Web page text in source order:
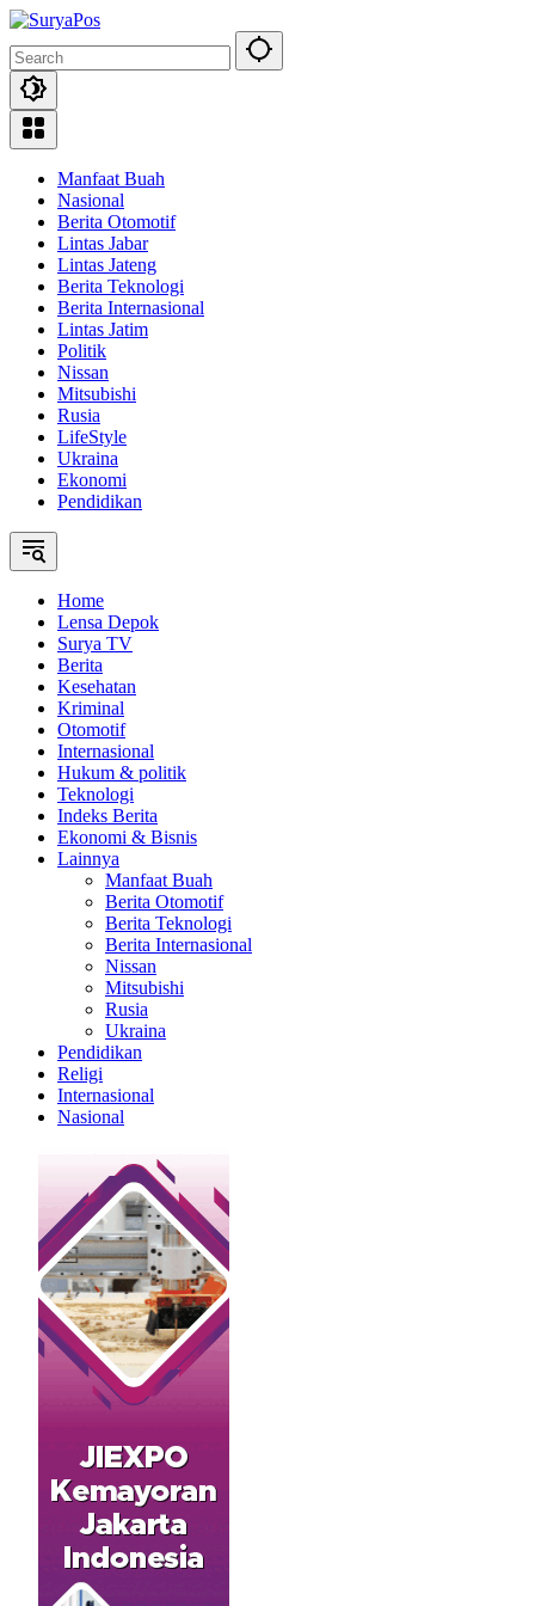
Skip
content
Manfaat Buah
Nasional
Berita Otomotif
Lintas Jabar
Lintas Jateng
Berita Teknologi
Berita Internasional
Lintas Jatim
Politik
Nissan
Mitsubishi
Rusia
LifeStyle
Ukraina
Ekonomi
Pendidikan
Home
Lensa Depok
Surya TV
Berita
Kesehatan
Kriminal
Otomotif
Internasional
Hukum & politik
Teknologi
Indeks Berita
Ekonomi & Bisnis
Lainnya
Manfaat Buah
Berita Otomotif
Berita Teknologi
Berita Internasional
Nissan
Mitsubishi
Rusia
Ukraina
Pendidikan
Religi
Internasional
Nasional